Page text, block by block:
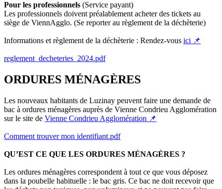
Pour les professionnels (Service payant)
Les professionnels doivent préalablement acheter des tickets au
siège de ViennAgglo. (Se reporter au règlement de la déchèterie)
Informations et règlement de la déchèterie : Rendez-vous ici 📌
reglement_decheteries_2024.pdf
ORDURES MÉNAGÈRES
Les nouveaux habitants de Luzinay peuvent faire une demande de
bac à ordures ménagères auprès de Vienne Condrieu Agglomération
sur le site de Vienne Condrieu Agglomération 📌
Comment trouver mon identifiant.pdf
QU’EST CE QUE LES ORDURES MÉNAGÈRES ?
Les ordures ménagères correspondent à tout ce que vous déposez
dans la poubelle habituelle : le bac gris. Ce bac ne doit recevoir que